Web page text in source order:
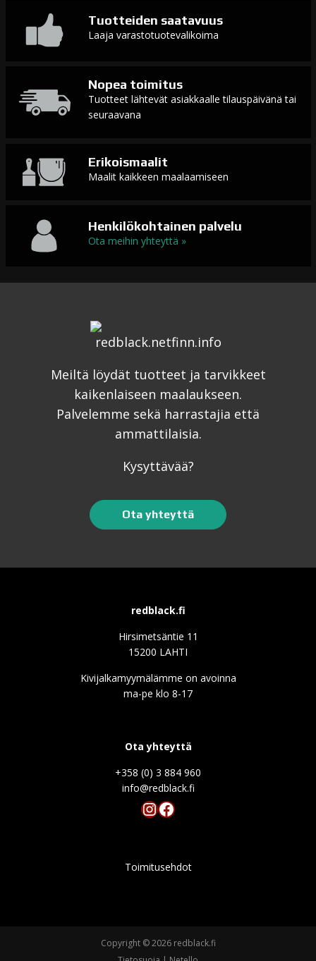
Tuotteiden saatavuus
Laaja varastotuotevalikoima
Nopea toimitus
Tuotteet lähtevät asiakkaalle tilauspäivänä tai
seuraavana
Erikoismaalit
Maalit kaikkeen maalaamiseen
Henkilökohtainen palvelu
Ota meihin yhteyttä »
Meiltä löydät tuotteet ja tarvikkeet
kaikenlaiseen maalaukseen.
Palvelemme sekä harrastajia että
ammattilaisia.
Kysyttävää?
Ota yhteyttä
redblack.fi
Hirsimetsäntie 11
15200 LAHTI
Kivijalkamyymälämme on avoinna
ma-pe klo 8-17
Ota yhteyttä
+358 (0) 3 884 960
info@redblack.f
Instagram
Facebook
Toimitusehdot
Copyright © 2026 redblack.fi